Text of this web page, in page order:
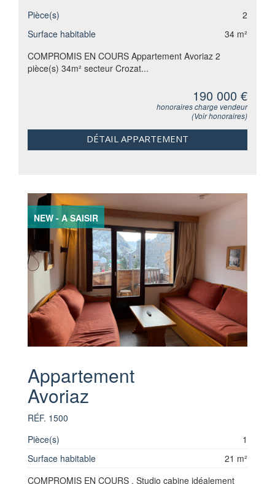
Pièce(s)
2
Surface habitable
34 m²
COMPROMIS EN COURS Appartement Avoriaz 2
pièce(s) 34m² secteur Crozat...
190 000 €
honoraires charge vendeur
(Voir honoraires)
DÉTAIL APPARTEMENT
NEW - A SAISIR
Appartement
Avoriaz
RÉF. 1500
Pièce(s)
1
Surface habitable
21 m²
COMPROMIS EN COURS . Studio cabine idéalement